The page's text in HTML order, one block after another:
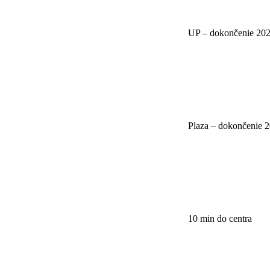
UP – dokončenie
Plaza – dokončenie
10 min do centra